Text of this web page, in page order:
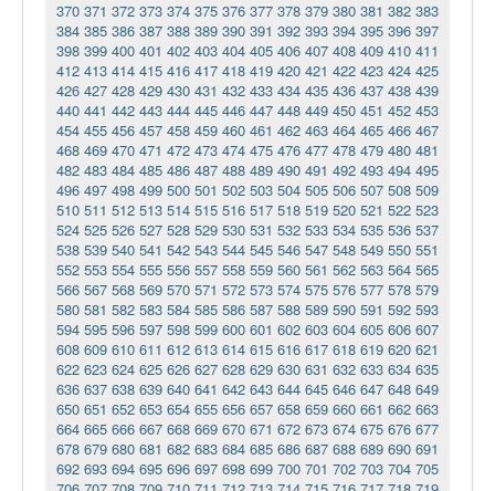
370 371 372 373 374 375 376 377 378 379 380 381 382 383
384 385 386 387 388 389 390 391 392 393 394 395 396 397
398 399 400 401 402 403 404 405 406 407 408 409 410 411
412 413 414 415 416 417 418 419 420 421 422 423 424 425
426 427 428 429 430 431 432 433 434 435 436 437 438 439
440 441 442 443 444 445 446 447 448 449 450 451 452 453
454 455 456 457 458 459 460 461 462 463 464 465 466 467
468 469 470 471 472 473 474 475 476 477 478 479 480 481
482 483 484 485 486 487 488 489 490 491 492 493 494 495
496 497 498 499 500 501 502 503 504 505 506 507 508 509
510 511 512 513 514 515 516 517 518 519 520 521 522 523
524 525 526 527 528 529 530 531 532 533 534 535 536 537
538 539 540 541 542 543 544 545 546 547 548 549 550 551
552 553 554 555 556 557 558 559 560 561 562 563 564 565
566 567 568 569 570 571 572 573 574 575 576 577 578 579
580 581 582 583 584 585 586 587 588 589 590 591 592 593
594 595 596 597 598 599 600 601 602 603 604 605 606 607
608 609 610 611 612 613 614 615 616 617 618 619 620 621
622 623 624 625 626 627 628 629 630 631 632 633 634 635
636 637 638 639 640 641 642 643 644 645 646 647 648 649
650 651 652 653 654 655 656 657 658 659 660 661 662 663
664 665 666 667 668 669 670 671 672 673 674 675 676 677
678 679 680 681 682 683 684 685 686 687 688 689 690 691
692 693 694 695 696 697 698 699 700 701 702 703 704 705